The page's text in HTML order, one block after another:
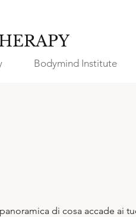
Bodymind Institute
di cosa accade ai